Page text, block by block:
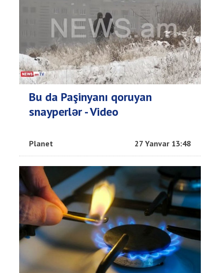
Bu da Paşinyanı qoruyan
snayperlər - Video
Planet 27 Yanvar 13:48